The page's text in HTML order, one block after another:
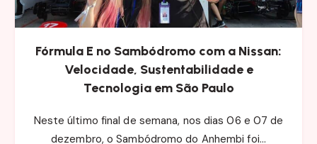
Fórmula E no Sambódromo com a Nissan:
Velocidade, Sustentabilidade e
Tecnologia em São Paulo
Neste último final de semana, nos dias 06 e 07 de
dezembro, o Sambódromo do Anhembi foi…